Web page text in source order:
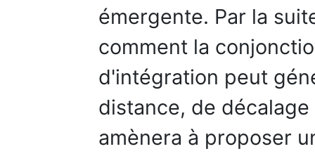
émergente. Par la
comment la
d'intégration peut
distance, de
amènera à proposer